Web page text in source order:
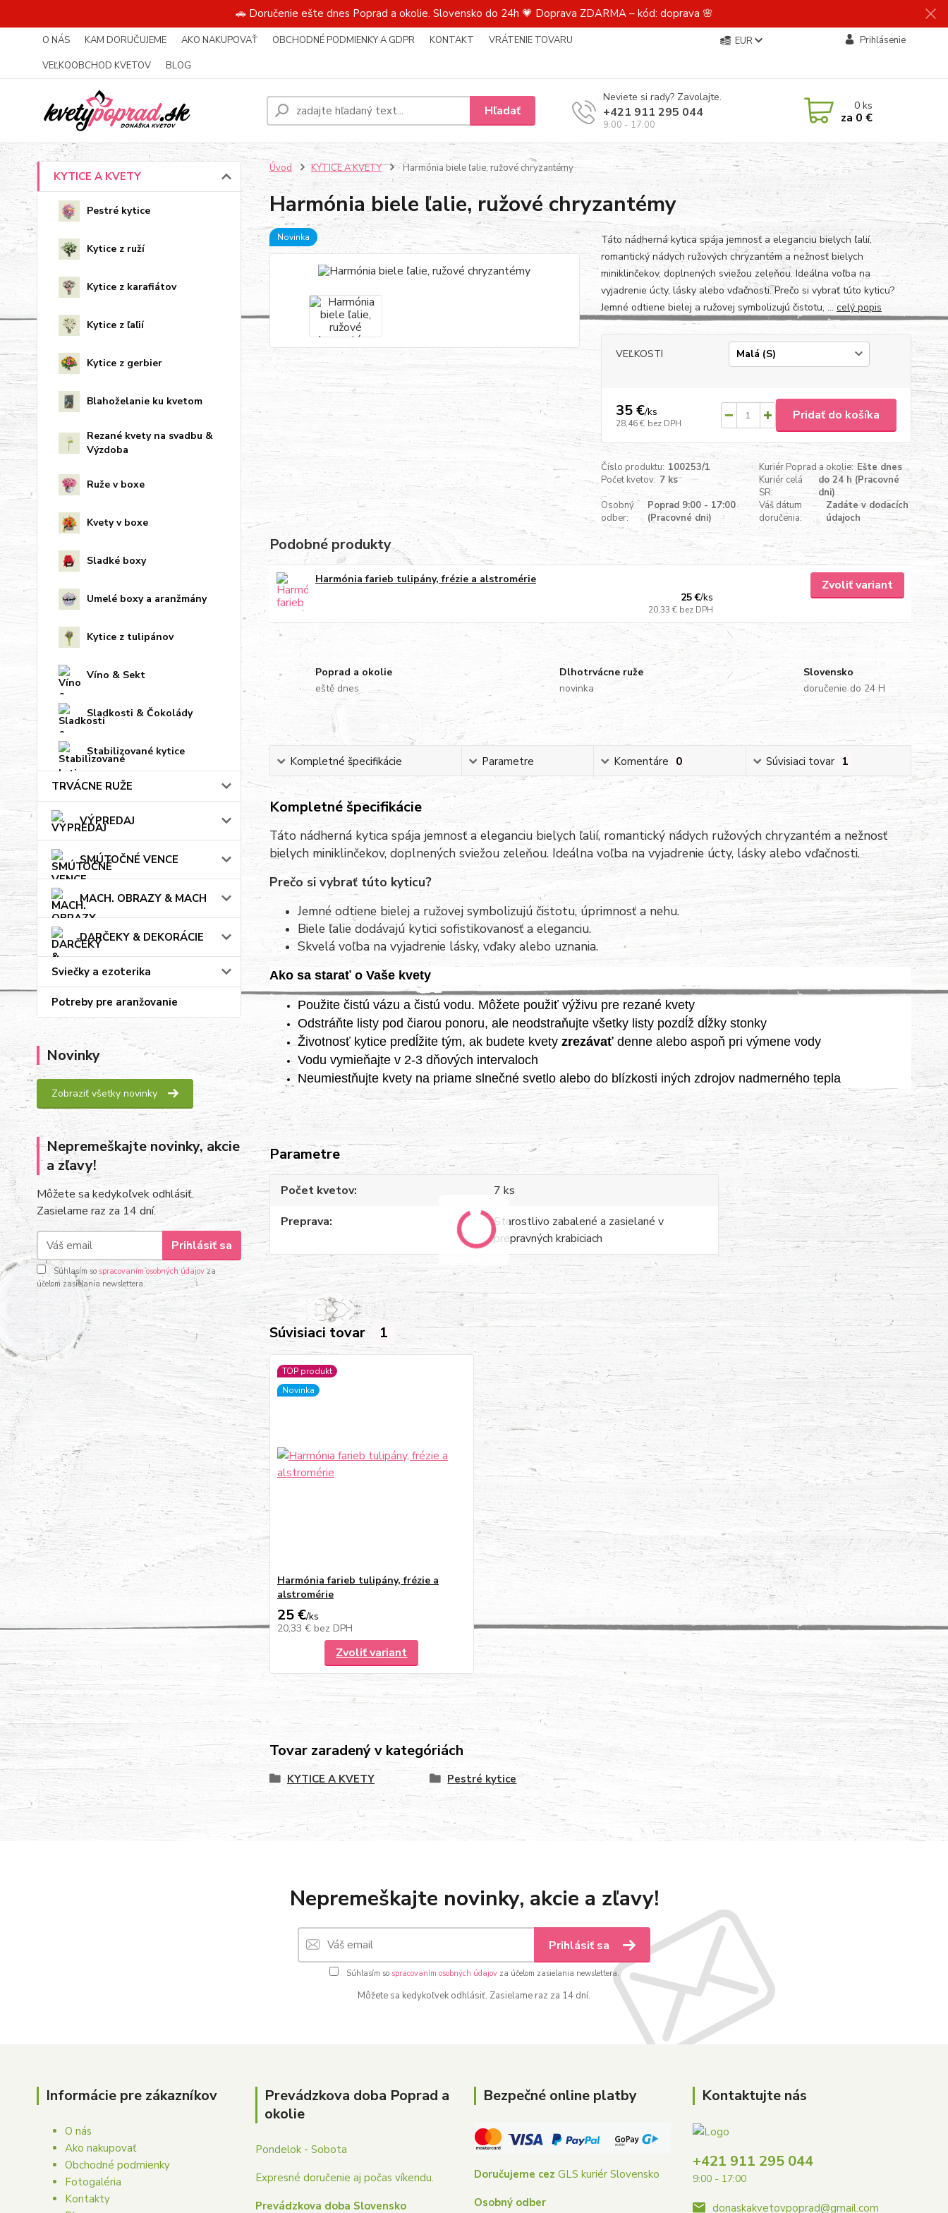
🚗 Doručenie ešte dnes Poprad a okolie. Slovensko do 24h 💗 Doprava ZDARMA – kód: doprava 🌸
O NÁS KAM DORUČUJEME AKO NAKUPOVAŤ OBCHODNÉ PODMIENKY A GDPR KONTAKT
VRÁTENIE TOVARU
VEĽKOOBCHOD KVETOV
BLOG
EUR Prihlásenie
Hľadať
Neviete si rady? Zavolajte.
+421 911 295 044
9:00 - 17:00
0ks
za 0 €
KYTICE A KVETY
Pestré kytice
Kytice z ruží
Kytice z karafiátov
Kytice z ľaľií
Kytice z gerbier
Blahoželanie ku kvetom
Rezané kvety na svadbu &
Výzdoba
Ruže v boxe
Kvety v boxe
Sladké boxy
Umelé boxy a aranžmány
Kytice z tulipánov
Víno & Sekt
Sladkosti & Čokolády
Stabilizované kytice
TRVÁCNE RUŽE
VÝPREDAJ
SMÚTOČNÉ VENCE
MACH. OBRAZY & MACH
DARČEKY & DEKORÁCIE
Sviečky a ezoterika
Potreby pre aranžovanie
Novinky
Zobraziť všetky novinky
Nepremeškajte novinky, akcie
a zľavy!
Môžete sa kedykoľvek odhlásiť.
Zasielame raz za 14 dní.
Prihlásiť sa
Súhlasím so spracovaním osobných údajovza
účelom zasielania newslettera.
Úvod KYTICE A KVETY Harmónia biele ľalie, ružové chryzantémy
Harmónia biele ľalie, ružové chryzantémy
Novinka
Táto nádherná kytica spája jemnosť a eleganciu bielych ľalií,
romantický nádych ružových chryzantém a nežnosť bielych
miniklinčekov, doplnených sviežou zeleňou. Ideálna voľba na
vyjadrenie úcty, lásky alebo vďačnosti. Prečo si vybrať túto kyticu?
Jemné odtiene bielej a ružovej symbolizujú čistotu, ...celý popis
VEĽKOSTI
35 €/ks
28,46 € bez DPH
Pridať do košíka
Číslo produktu: 100253/1 Kuriér Poprad a okolie: Ešte dnes
Počet kvetov: 7 ks
Kuriér celá
SR:
do 24 h (Pracovné
dni)
Osobný
odber:
Poprad 9:00 - 17:00
(Pracovné dni)
Váš dátum
doručenia:
Zadáte v dodacích
údajoch
Podobné produkty
Harmónia farieb tulipány, frézie a alstromérie
25 €/ks
20,33 € bez DPH
Zvoliť variant
Poprad a okolie
eště dnes
Dlhotrvácne ruže
novinka
Slovensko
doručenie do 24 H
Kompletné špecifikácie Parametre Komentáre 0 Súvisiaci tovar 1
Kompletné špecifikácie
Táto nádherná kytica spája jemnosť a eleganciu bielych ľalií, romantický nádych ružových chryzantém a nežnosť
bielych miniklinčekov, doplnených sviežou zeleňou. Ideálna voľba na vyjadrenie úcty, lásky alebo vďačnosti.
Prečo si vybrať túto kyticu?
Jemné odtiene bielej a ružovej symbolizujú čistotu, úprimnosť a nehu.
Biele ľalie dodávajú kytici sofistikovanosť a eleganciu.
Skvelá voľba na vyjadrenie lásky, vďaky alebo uznania.
Ako sa starať o Vaše kvety
Použite čistú vázu a čistú vodu. Môžete použiť výživu pre rezané kvety
Odstráňte listy pod čiarou ponoru, ale neodstraňujte všetky listy pozdĺž dĺžky stonky
Životnosť kytice predĺžite tým, ak budete kvety zrezávaťdenne alebo aspoň pri výmene vody
Vodu vymieňajte v 2-3 dňových intervaloch
Neumiestňujte kvety na priame slnečné svetlo alebo do blízkosti iných zdrojov nadmerného tepla
Parametre
Počet kvetov
7 ks
Preprava
Starostlivo zabalené a zasielané v
prepravných krabiciach
Súvisiaci tovar 1
TOP produkt
Novinka
Harmónia farieb tulipány, frézie a
alstromérie
25 €/ks
20,33 € bez DPH
Zvoliť variant
Tovar zaradený v kategóriách
KYTICE A KVETY Pestré kytice
Nepremeškajte novinky, akcie a zľavy!
Prihlásiť sa
Súhlasím so spracovaním osobných údajovza účelom zasielania newslettera.
Môžete sa kedykoľvek odhlásiť. Zasielame raz za 14 dní.
Informácie pre zákazníkov
O nás
Ako nakupovať
Obchodné podmienky
Fotogaléria
Kontakty
Prevádzkova doba Poprad a
okolie
Pondelok - Sobota
Expresné doručenie aj počas víkendu.
Prevádzkova doba Slovensko
Bezpečné online platby
Doručujeme cez GLS kuriér Slovensko
Osobný odber
Kontaktujte nás
+421 911 295 044
9:00 - 17:00
donaskakvetovpoprad@gmail.com